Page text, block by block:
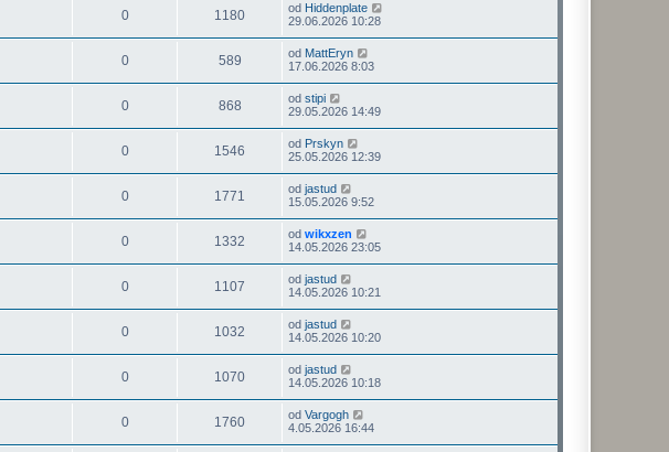
0 1180 od Hiddenplate
29.06.2026 10:28
0 589 od MattEryn
17.06.2026 8:03
0 868 od stipi
29.05.2026 14:49
0 1546 od Prskyn
25.05.2026 12:39
0 1771 od jastud
15.05.2026 9:52
0 1332 od wikxzen
14.05.2026 23:05
0 1107 od jastud
14.05.2026 10:21
0 1032 od jastud
14.05.2026 10:20
0 1070 od jastud
14.05.2026 10:18
0 1760 od Vargogh
4.05.2026 16:44